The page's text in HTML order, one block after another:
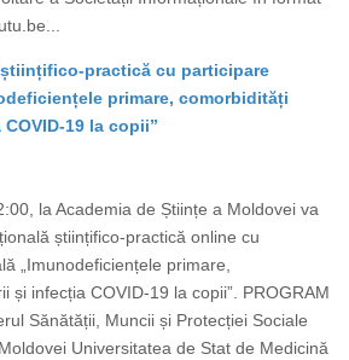
practică cu participare
primare, comorbidități
19 la copii”
la Academia de Științe a Moldovei va
științifico-practică online cu
„Imunodeficiențele primare,
și infecția COVID-19 la copii”. PROGRAM
Sănătății, Muncii și Protecției Sociale
Universitatea de Stat de Medicină